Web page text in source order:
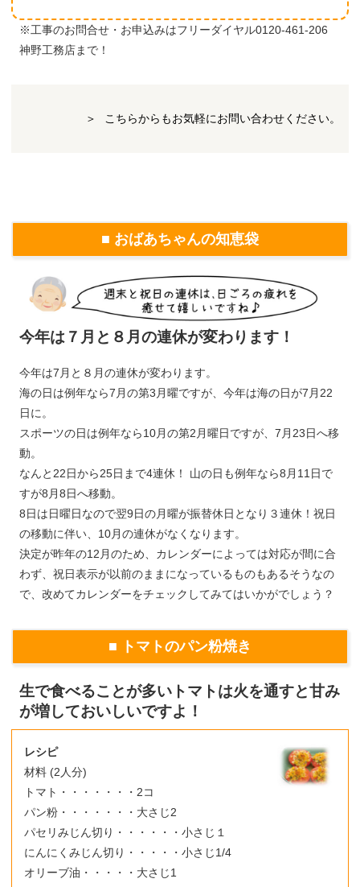
※工事のお問合せ・お申込みはフリーダイヤル0120-461-206
神野工務店まで！
こちらからもお気軽にお問い合わせください。
■ おばあちゃんの知恵袋
今年は７月と８月の連休が変わります！
今年は7月と８月の連休が変わります。
海の日は例年なら7月の第3月曜ですが、今年は海の日が7月22
日に。
スポーツの日は例年なら10月の第2月曜日ですが、7月23日へ移
動。
なんと22日から25日まで4連休！ 山の日も例年なら8月11日で
すが8月8日へ移動。
8日は日曜日なので翌9日の月曜が振替休日となり３連休！祝日
の移動に伴い、10月の連休がなくなります。
決定が昨年の12月のため、カレンダーによっては対応が間に合
わず、祝日表示が以前のままになっているものもあるそうなの
で、改めてカレンダーをチェックしてみてはいかがでしょう？
■ トマトのパン粉焼き
生で食べることが多いトマトは火を通すと甘み
が増しておいしいですよ！
レシピ
材料 (2人分)
トマト・・・・・・・2コ
パン粉・・・・・・・大さじ2
パセリみじん切り・・・・・・小さじ１
にんにくみじん切り・・・・・小さじ1/4
オリーブ油・・・・・大さじ1